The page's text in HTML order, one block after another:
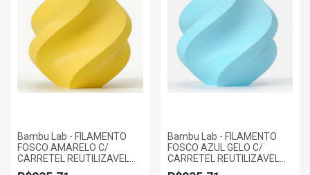
Bambu Lab - FILAMENTO
FOSCO AMARELO C/
CARRETEL REUTILIZAVEL
1KG 1.75MM BAMBU LAB
Bambu Lab - FILAMENTO
FOSCO AZUL GELO C/
CARRETEL REUTILIZAVEL
1KG 1.75MM BAMBU LAB